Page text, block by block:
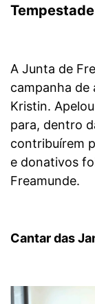
A Junta de
campanha de
Kristin.
para, dentro
contribuírem
e donativos
Freamunde.
Cantar das